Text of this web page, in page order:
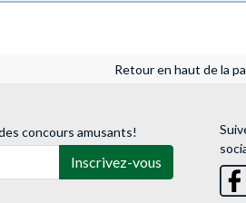
Retour en haut de la
concours amusants!
Inscrivez-vous